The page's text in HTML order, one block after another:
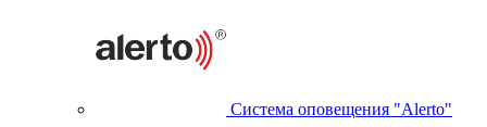
Система оповещения "Alerto"